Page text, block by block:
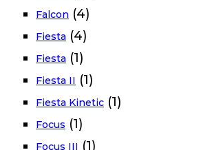
Falcon (4)
Fiesta (4)
Fiesta (1)
Fiesta II (1)
Fiesta Kinetic (1)
Focus (1)
Focus III (1)